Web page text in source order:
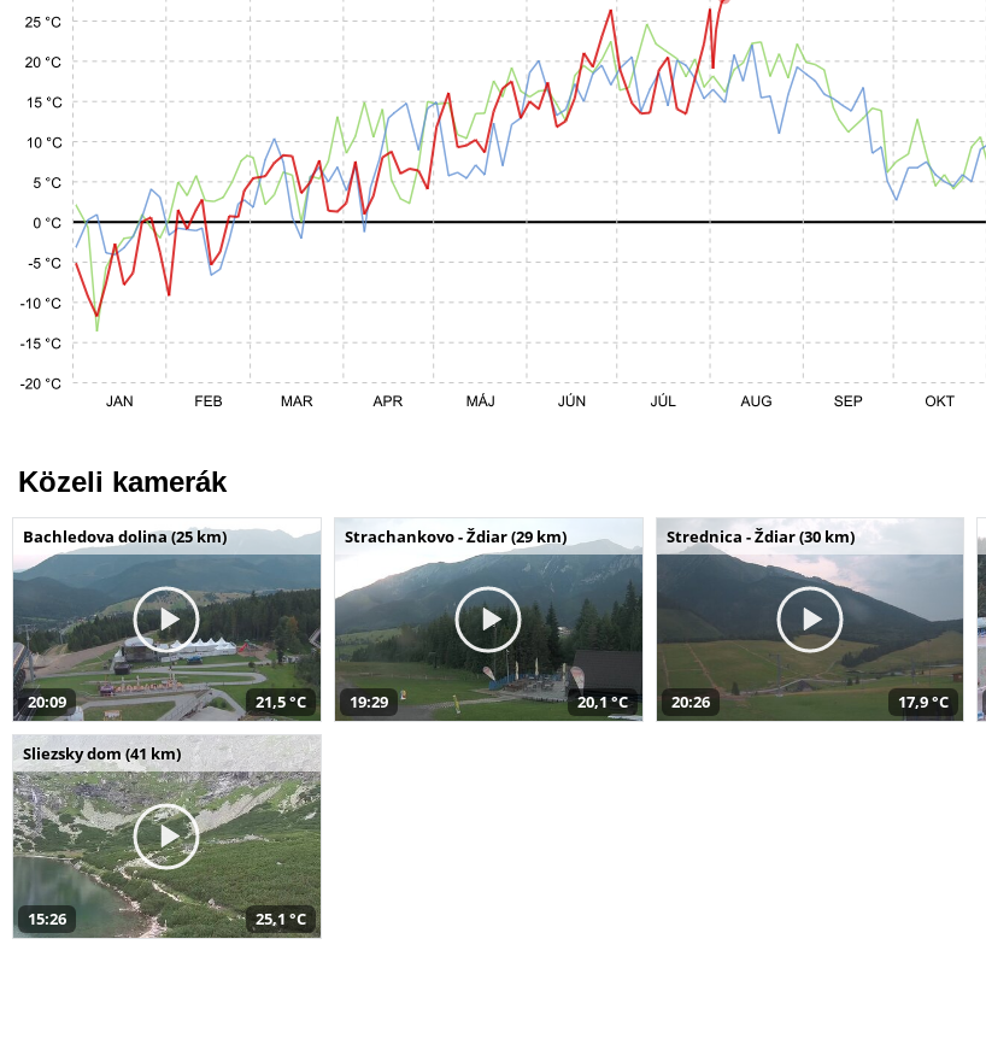
Közeli kamerák
Bachledova dolina (25 km)
20:09 21,5 °C
Strachankovo - Ždiar (29 km)
19:29 20,1 °C
Strednica - Ždiar (30 km)
20:26 17,9 °C
Sliezsky dom (41 km)
15:26 25,1 °C